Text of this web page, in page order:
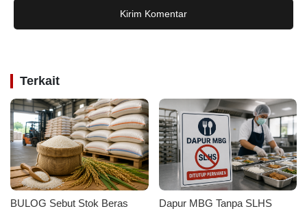
Kirim Komentar
Terkait
BULOG Sebut Stok Beras
Dapur MBG Tanpa SLHS